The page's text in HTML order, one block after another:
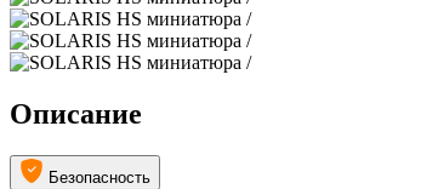
Описание
Безопасность